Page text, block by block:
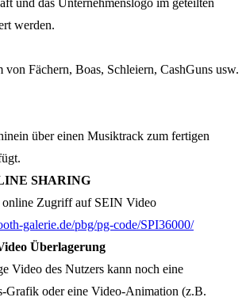
werden.
von Fächern, Boas, Schleiern, CashGuns usw.
über einen Musiktrack zum fertigen
SHARING
online Zugriff auf SEIN Video
galerie.de/pbg/pg-code/SPI36000/
Überlagerung
Video des Nutzers kann noch eine
Grafik oder eine Video-Animation (z.B.